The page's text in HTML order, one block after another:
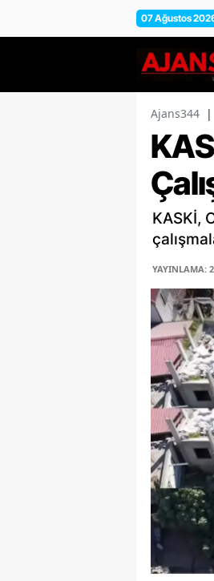
07 Ağustos
Ajans344 |
KASKİ,
YAYINLAMA: